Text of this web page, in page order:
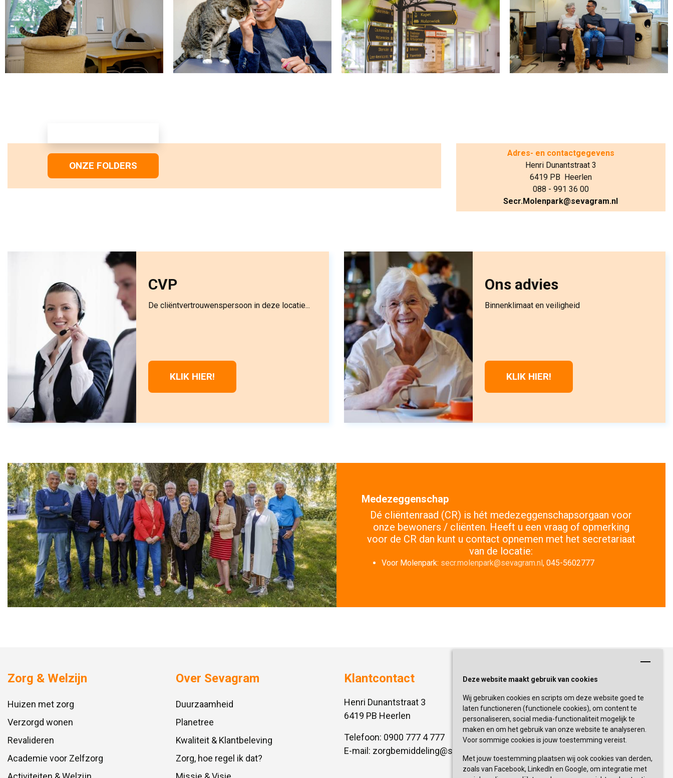
Deze website maakt gebruik van cookies
Wij gebruiken cookies en scripts om deze website goed te
laten functioneren (functionele cookies), om content te
personaliseren, social media-functionaliteit mogelijk te
maken en om het gebruik van onze website te analyseren.
Voor sommige cookies is jouw toestemming vereist.
Met jouw toestemming plaatsen wij ook cookies van derden,
zoals van Facebook, LinkedIn en Google, om integratie met
ONZE FOLDERS
Adres- en contactgegevens
Henri Dunantstraat 3
6419 PB Heerlen
088 - 991 36 00
Secr.Molenpark@sevagram.nl
CVP
De cliëntvertrouwenspersoon in deze locatie...
KLIK HIER!
Ons advies
Binnenklimaat en veiligheid
KLIK HIER!
Medezeggenschap
Dé cliëntenraad (CR) is hét medezeggenschapsorgaan voor
onze bewoners / cliënten. Heeft u een vraag of opmerking
voor de CR dan kunt u contact opnemen met het secretariaat
van de locatie:
Voor Molenpark: secr.molenpark@sevagram.nl, 045-5602777
Zorg & Welzijn
Huizen met zorg
Verzorgd wonen
Revalideren
Academie voor Zelfzorg
Over Sevagram
Duurzaamheid
Planetree
Kwaliteit & Klantbeleving
Zorg, hoe regel ik dat?
Klantcontact
Henri Dunantstraat 3
6419 PB Heerlen
Telefoon: 0900 777 4 777
E-mail: zorgbemiddeling@sevagram.nl
Schrijf je nu in!
Blijf op de hoogte van de laatste
activiteiten en nieuwtjes met onze
nieuwsbrief
INSCHRIJVEN